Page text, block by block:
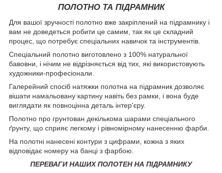
ПОЛОТНО ТА ПІДРАМНИК
Для вашої зручності полотно вже закріплений на підрамнику і
вам не доведеться робити це самим, так як це складний
процес, що потребує спеціальних навичок та інструментів.
Спеціальний полотно виготовлено з 100% натуральної
бавовни, і нічим не відрізняється від тих, які використовують
художники-професіонали.
Галерейний спосіб натяжки полотна на підрамник дозволяє
вішати намальовану картину навіть без рамки, і вона буде
виглядати як повноцінна деталь інтер'єру.
Полотно про грунтован декількома шарами спеціального
ґрунту, що сприяє легкому і рівномірному нанесенню фарби.
На полотні нанесені контури з цифрами, кожна з яких
відповідає номеру на банці з фарбою.
ПЕРЕВАГИ НАШИХ ПОЛОТЕН НА ПІДРАМНИКУ